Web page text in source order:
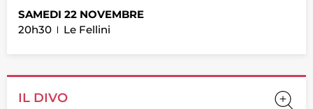
SAMEDI 22 NOVEMBRE
20h30
Le Fellini
IL DIVO